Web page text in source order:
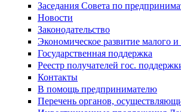
Заседания Совета по
Новости
Законодательство
Экономическое развитие малого и
Государственная поддержка
Реестр получателей гос.
Контакты
В помощь предпринимателю
Перечень органов,